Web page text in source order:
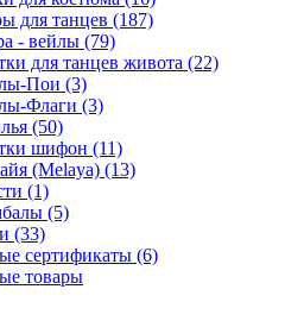
для танцев (187)
- вейлы (79)
для танцев живота (22)
Пои (3)
Флаги (3)
(50)
шифон (11)
(Melaya) (13)
(1)
(5)
(33)
сертификаты (6)
товары